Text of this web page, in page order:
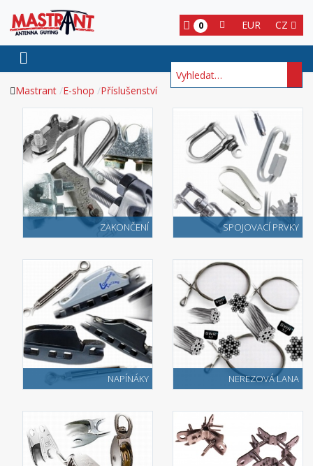
CZ
EUR
0
Hledat
Mastrant E-shop Příslušenství
ZAKONČENÍ SPOJOVACÍ PRVKY
NAPÍNÁKY NEREZOVÁ LANA